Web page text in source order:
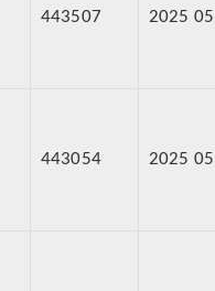
443507 2025 05
443054 2025 05